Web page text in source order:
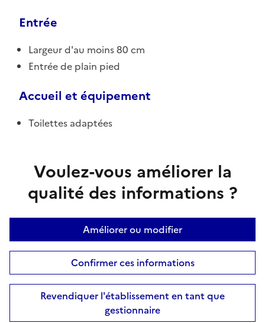
Entrée
Largeur d'au moins 80 cm
Entrée de plain pied
Accueil et équipement
Toilettes adaptées
Voulez-vous améliorer la
qualité des informations ?
Améliorer ou modifier
Confirmer ces informations
Revendiquer l'établissement en tant que
gestionnaire